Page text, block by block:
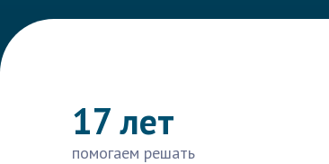
17 лет
помогаем решать